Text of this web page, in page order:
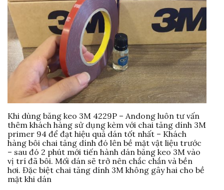
Khi dùng băng keo 3M 4229P – Andong luôn tư vấn
thêm khách hàng sử dụng kèm với chai tăng dính 3M
primer 94 để đạt hiệu quả dán tốt nhất – Khách
hàng bôi chai tăng dính đó lên bề mặt vật liệu trước
– sau đó 2 phút mới tiến hành dán băng keo 3M vào
vị trí đã bôi. Mối dán sẽ trở nên chắc chắn và bền
hơi. Đặc biệt chai tăng dính 3M không gây hai cho bề
mặt khi dán